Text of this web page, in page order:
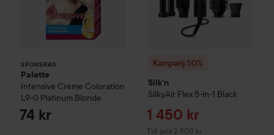
SPONSRAD
Palette
Intensive Creme Coloration
L9-0 Platinum Blonde
74 kr
Kampanj 50%
Silk'n
SilkyAir Flex 5-in-1 Black
Reapris
1 450 kr
Tid. pris 2 900 kr
Tidigare pris 2 900 kr